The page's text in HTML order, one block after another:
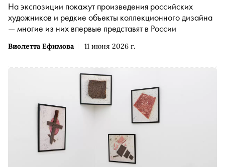
Виолетта Ефимова 11 июня 2026 г.
На экспозиции покажут произведения российских
художников и редкие объекты коллекционного дизайна
— многие из них впервые представят в России